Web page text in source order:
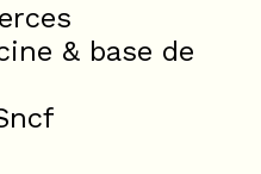
& base de